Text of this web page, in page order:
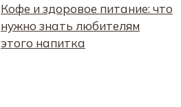
Кофе и здоровое питание: что
нужно знать любителям
этого напитка